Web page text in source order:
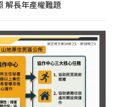
解長年產權難題